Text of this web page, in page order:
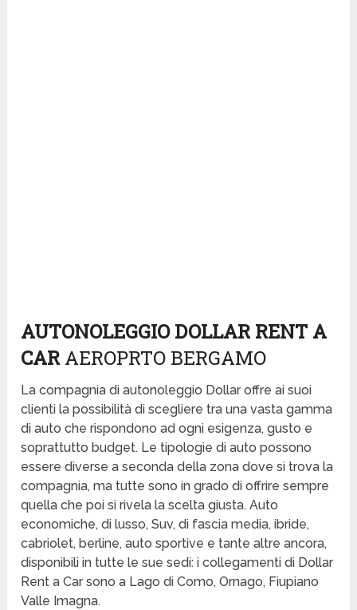
AUTONOLEGGIO DOLLAR RENT A
CAR AEROPRTO BERGAMO
La compagnia di autonoleggio Dollar offre ai suoi
clienti la possibilità di scegliere tra una vasta gamma
di auto che rispondono ad ogni esigenza, gusto e
soprattutto budget. Le tipologie di auto possono
essere diverse a seconda della zona dove si trova la
compagnia, ma tutte sono in grado di offrire sempre
quella che poi si rivela la scelta giusta. Auto
economiche, di lusso, Suv, di fascia media, ibride,
cabriolet, berline, auto sportive e tante altre ancora,
disponibili in tutte le sue sedi: i collegamenti di Dollar
Rent a Car sono a Lago di Como, Ornago, Fiupiano
Valle Imagna.